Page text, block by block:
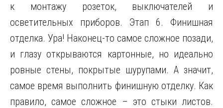
к монтажу розеток, выключателей и
осветительных приборов. Этап 6. Финишная
отделка. Ура! Наконец-то самое сложное позади,
и глазу открываются картонные, но идеально
ровные стены, покрытые шурупами. А значит,
самое время выполнить финишную отделку. Как
правило, самое сложное – это стыки листов.